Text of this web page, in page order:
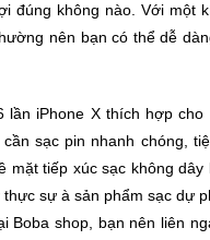
đúng không nào. Với một
nên bạn có thể dễ
lần iPhone X thích hợp cho
sạc pin nhanh chóng,
mặt tiếp xúc sạc không dây
sự à sản phẩm sạc dự
Boba shop, bạn nên liên